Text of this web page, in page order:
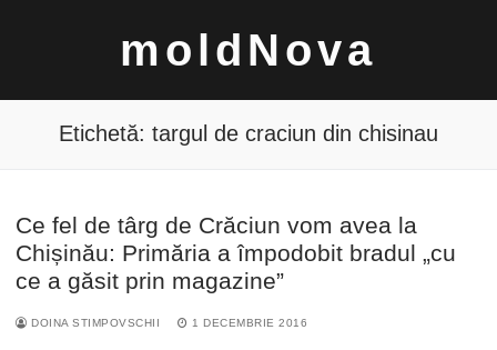
moldNova
Caută
după:
Etichetă: targul de craciun din chisinau
Ce fel de târg de Crăciun vom avea la
Chișinău: Primăria a împodobit bradul „cu
ce a găsit prin magazine”
DOINA STIMPOVSCHII 1 DECEMBRIE 2016